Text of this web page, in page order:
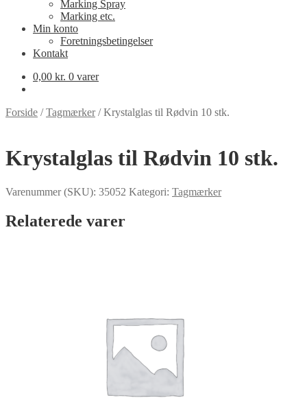
Marking Spray
Marking etc.
Min konto
Foretningsbetingelser
Kontakt
0,00 kr. 0 varer
Forside /Tagmærker/Krystalglas til Rødvin 10 stk.
Krystalglas til Rødvin 10 stk.
Varenummer (SKU): 35052 Kategori: Tagmærker
Relaterede varer